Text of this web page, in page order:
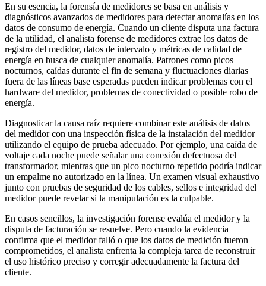
En su esencia, la forensía de medidores se basa en análisis y
diagnósticos avanzados de medidores para detectar anomalías en los
datos de consumo de energía. Cuando un cliente disputa una factura
de la utilidad, el analista forense de medidores extrae los datos de
registro del medidor, datos de intervalo y métricas de calidad de
energía en busca de cualquier anomalía. Patrones como picos
nocturnos, caídas durante el fin de semana y fluctuaciones diarias
fuera de las líneas base esperadas pueden indicar problemas con el
hardware del medidor, problemas de conectividad o posible robo de
energía.
Diagnosticar la causa raíz requiere combinar este análisis de datos
del medidor con una inspección física de la instalación del medidor
utilizando el equipo de prueba adecuado. Por ejemplo, una caída de
voltaje cada noche puede señalar una conexión defectuosa del
transformador, mientras que un pico nocturno repetido podría indicar
un empalme no autorizado en la línea. Un examen visual exhaustivo
junto con pruebas de seguridad de los cables, sellos e integridad del
medidor puede revelar si la manipulación es la culpable.
En casos sencillos, la investigación forense evalúa el medidor y la
disputa de facturación se resuelve. Pero cuando la evidencia
confirma que el medidor falló o que los datos de medición fueron
comprometidos, el analista enfrenta la compleja tarea de reconstruir
el uso histórico preciso y corregir adecuadamente la factura del
cliente.